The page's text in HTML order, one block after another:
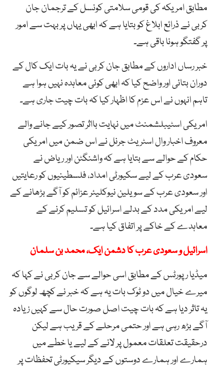
مطابق امریکہ کی قومی سلامتی کونسل کے ترجمان جان
کربی نے ذرائع ابلاغ کو بتایا ہے کہ ابھی یہاں پر بہت سے امور
پر گفتگو ہونا باقی ہے۔
خبر رساں اداروں کے مطابق جان کربی نے یہ بات ایک کال کے
دوران بتائی اور واضح کیا کہ ابھی کوئی معاہدہ نہیں ہوا ہے
تاہم انہوں نے اس عزم کا اظہار کیا کہ بات چیت جاری ہے۔
امریکی اسٹیبلشمنٹ میں نہایت بااثر تصور کیے جانے والے
معروف اخبار وال اسٹریٹ جرنل نے اس ضمن میں امریکی
حکام کے حوالے سے بتایا ہے کہ واشنگٹن اور ریاض نے
سعودی عرب کے لیے سکیورٹی امداد، فلسطینیوں کو رعایتیں
اور سعودی عرب کے سویلین نیوکلیئر عزائم کو آگے بڑھانے کے
لیے امریکی مدد کے بدلے اسرائیل کو تسلیم کرنے کے
معاہدے کے خاکے پر اتفاق کیا ہے۔
اسرائیل و سعودی عرب کا دشمن ایک، محمد بن سلمان
میڈیا رپورٹس کے مطابق اسی حوالے سے جان کربی نے کہا کہ
میرے خیال میں دو ٹوک بات یہ ہے کہ خبر نے کچھ لوگوں کو
یہ تاثر دیا ہے کہ بات چیت اصل صورت حال سے کہیں زیادہ
آگے بڑھ رہی ہے اور حتمی مرحلے کے قریب ہے لیکن
درحقیقت تعلقات معمول پر لانے کے لیے یا خطے میں
ہمارے اور ہمارے دوستوں کے دیگر سیکیورٹی تحفظات پر